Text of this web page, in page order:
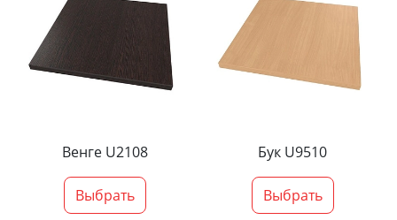
Венге U2108
Выбрать
Бук U9510
Выбрать